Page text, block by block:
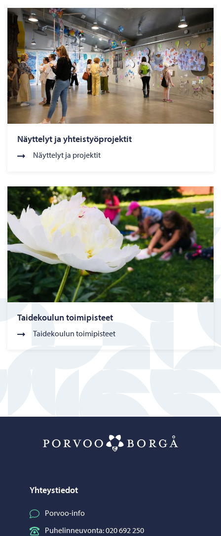
Näyttelyt ja yhteistyöprojektit
Näyttelyt ja projektit
Taidekoulun toimipisteet
Taidekoulun toimipisteet
Yhteystiedot
Porvoo-info
Puhelinneuvonta: 020 692 250